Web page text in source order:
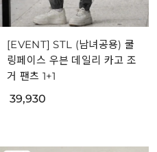
[EVENT] STL (남녀공용) 쿨
링페이스 우븐 데일리 카고 조
거 팬츠 1+1
39,930